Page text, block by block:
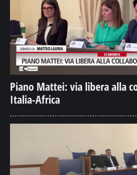
Piano Mattei: via libera alla
Italia-Africa